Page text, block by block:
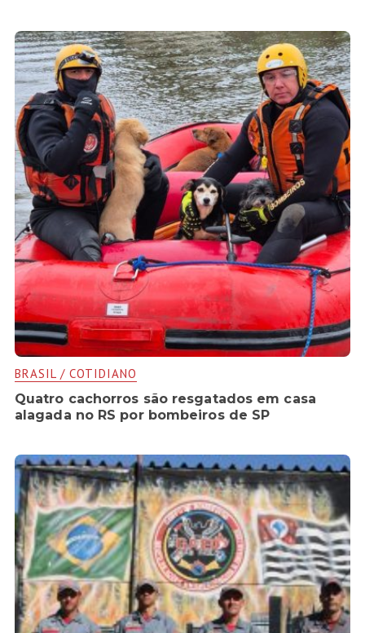
BRASIL / COTIDIANO
Quatro cachorros são resgatados em casa
alagada no RS por bombeiros de SP